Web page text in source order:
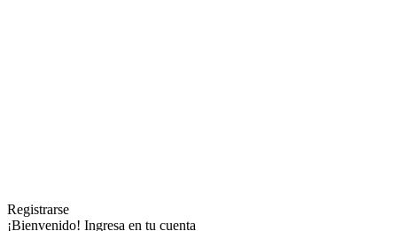
Registrarse
¡Bienvenido! Ingresa en tu cuenta